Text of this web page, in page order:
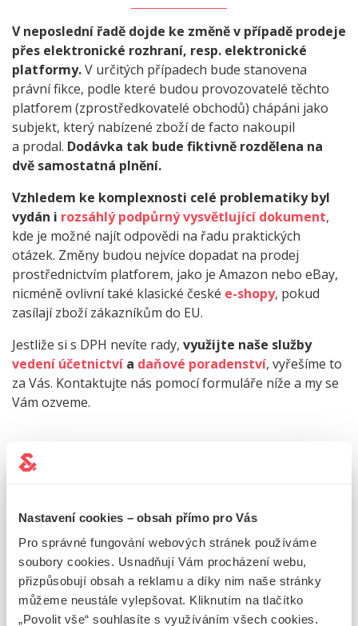
Nastavení cookies – obsah přímo pro Vás
Pro správné fungování webových stránek používáme
soubory cookies. Usnadňují Vám procházení webu,
přizpůsobují obsah a reklamu a díky nim naše stránky
můžeme neustále vylepšovat. Kliknutím na tlačítko
„Povolit vše“ souhlasíte s využíváním všech cookies.
V neposlední řadě dojde ke změně v případě prodeje
přes elektronické rozhraní, resp. elektronické
platformy.V určitých případech bude stanovena
právní fikce, podle které budou provozovatelé těchto
platforem (zprostředkovatelé obchodů) chápáni jako
subjekt, který nabízené zboží de facto nakoupil
a prodal. Dodávka tak bude fiktivně rozdělena na
dvě samostatná plnění.
Vzhledem ke komplexnosti celé problematiky byl
vydán i rozsáhlý podpůrný vysvětlující dokument,
kde je možné najít odpovědi na řadu praktických
otázek. Změny budou nejvíce dopadat na prodej
prostřednictvím platforem, jako je Amazon nebo eBay,
nicméně ovlivní také klasické české e-shopy, pokud
zasílají zboží zákazníkům do EU.
Jestliže si s DPH nevíte rady, využijte naše služby
vedení účetnictví a daňové poradenství, vyřešíme to
za Vás. Kontaktujte nás pomocí formuláře níže a my se
Vám ozveme.
Kontaktní informace
+420 226 224 724
info@jake-james.cz
Revoluční 736/15, Praha 1